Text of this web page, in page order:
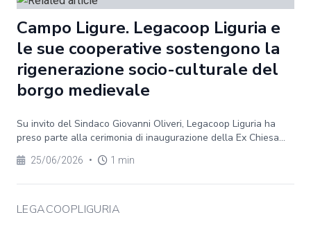
Campo Ligure. Legacoop Liguria e
le sue cooperative sostengono la
rigenerazione socio-culturale del
borgo medievale
Su invito del Sindaco Giovanni Oliveri, Legacoop Liguria ha
preso parte alla cerimonia di inaugurazione della Ex Chiesa...
25/06/2026 • 1 min
LEGACOOPLIGURIA